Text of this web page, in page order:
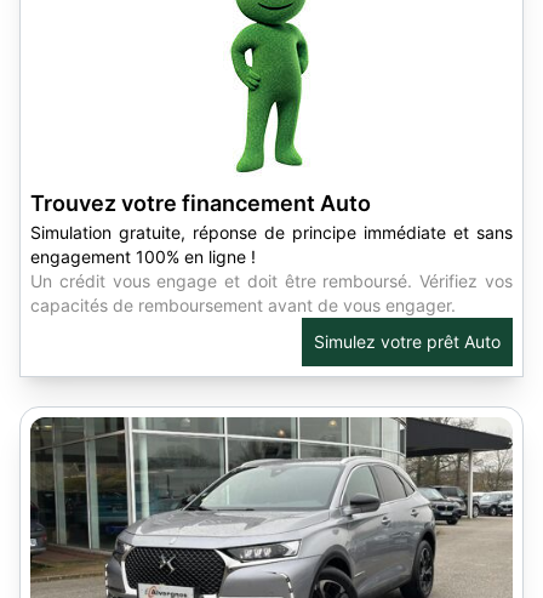
Trouvez votre financement Auto
Simulation gratuite, réponse de principe immédiate et sans
engagement 100% en ligne !
Un crédit vous engage et doit être remboursé. Vérifiez vos
capacités de remboursement avant de vous engager.
Simulez votre prêt Auto